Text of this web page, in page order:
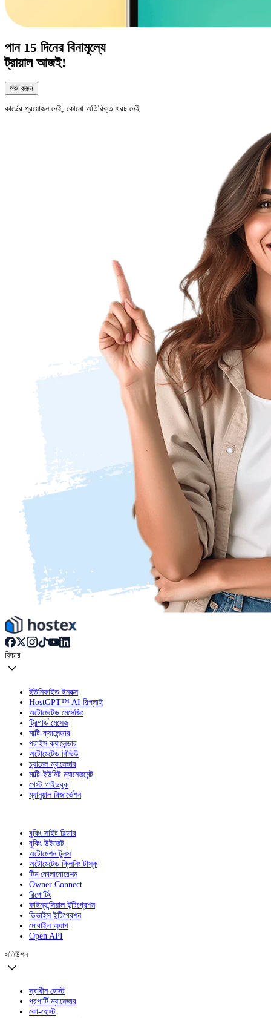
পান 15 দিনের বিনামূল্যে
ট্রায়াল আজই!
শুরু করুন
কার্ডের প্রয়োজন নেই, কোনো অতিরিক্ত খরচ নেই
ফিচার
ইউনিফাইড ইনবক্স
HostGPT™ AI রিপ্লাই
অটোমেটেড মেসেজিং
ট্রিগার্ড মেসেজ
মাল্টি-ক্যালেন্ডার
প্রাইস ক্যালেন্ডার
অটোমেটেড রিভিউ
চ্যানেল ম্যানেজার
মাল্টি-ইউনিট ম্যানেজমেন্ট
গেস্ট গাইডবুক
ম্যানুয়াল রিজার্ভেশন
বুকিং সাইট বিল্ডার
বুকিং উইজেট
অটোমেশন টুলস
অটোমেটেড ক্লিনিং টাস্ক
টিম কোলাবোরেশন
Owner Connect
রিপোর্টিং
ফাইন্যান্সিয়াল ইন্টিগ্রেশন
ডিভাইস ইন্টিগ্রেশন
মোবাইল অ্যাপ
Open API
সলিউশন
স্বাধীন হোস্ট
প্রপার্টি ম্যানেজার
কো-হোস্ট